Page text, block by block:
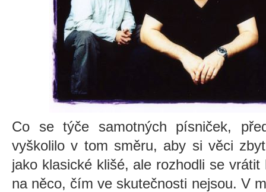
Co se týče samotných písniček,
vyškolilo v tom směru, aby si věci
jako klasické klišé, ale rozhodli se
na něco, čím ve skutečnosti nejsou. V